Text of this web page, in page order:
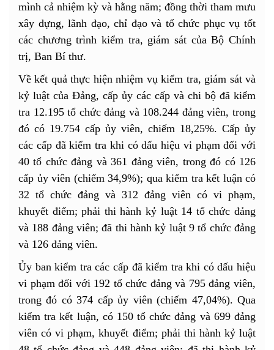
mình cả nhiệm kỳ và hằng năm; đồng thời tham mưu
xây dựng, lãnh đạo, chỉ đạo và tổ chức phục vụ tốt
các chương trình kiểm tra, giám sát của Bộ Chính
trị, Ban Bí thư.
Về kết quả thực hiện nhiệm vụ kiểm tra, giám sát và
kỷ luật của Đảng, cấp ủy các cấp và chi bộ đã kiểm
tra 12.195 tổ chức đảng và 108.244 đảng viên, trong
đó có 19.754 cấp ủy viên, chiếm 18,25%. Cấp ủy
các cấp đã kiểm tra khi có dấu hiệu vi phạm đối với
40 tổ chức đảng và 361 đảng viên, trong đó có 126
cấp ủy viên (chiếm 34,9%); qua kiểm tra kết luận có
32 tổ chức đảng và 312 đảng viên có vi phạm,
khuyết điểm; phải thi hành kỷ luật 14 tổ chức đảng
và 188 đảng viên; đã thi hành kỷ luật 9 tổ chức đảng
và 126 đảng viên.
Ủy ban kiểm tra các cấp đã kiểm tra khi có dấu hiệu
vi phạm đối với 192 tổ chức đảng và 795 đảng viên,
trong đó có 374 cấp ủy viên (chiếm 47,04%). Qua
kiểm tra kết luận, có 150 tổ chức đảng và 699 đảng
viên có vi phạm, khuyết điểm; phải thi hành kỷ luật